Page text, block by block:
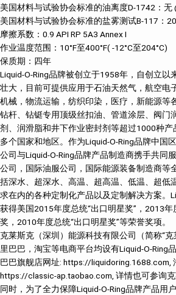
美国材料与试验协会标准的油离度D-1742：无
美国材料与试验协会标准的盐雾测试B-117：
摩擦系数：0.9 API RP 5A3 Annex I
作业温度范围：10°F至400°F( -12°C至204°C)
保质期：四年
Liquid-O-Ring品牌被创立于1958年，自创立以
壮大，目前可提供应用于石油天然气，航空电
机械，物流运输，纺织印染，医疗，新能源等
钻杆、钻铤专用顶级丝扣油、管道涂层、阀门
剂、润滑脂和井下作业密封剂等超过1000种
多个国家和地区。作为Liquid-O-Ring品牌中国
公司与Liquid-O-Ring品牌产品制造商携手共同
公司，国际油服公司，国际能源装备制造商等
括深水、超深水、高温、超高温、低温、超低
求在内的各种定制化产品以及定制解决方案。
获得美国2015年度总统“出口明星奖”，2013
奖，2010年度总统“出口明星奖”等荣誉奖项。
克莱斯克（深圳）能源科技有限公司（简称“
里巴巴，淘宝等电商平台均设有Liquid-O-Ring
巴巴旗舰店网址: https://liquidoring.1688.com,
https://classic-ap.taobao.com, 详情也可参询克
同时，为了全力保障Liquid-O-Ring品牌产品用